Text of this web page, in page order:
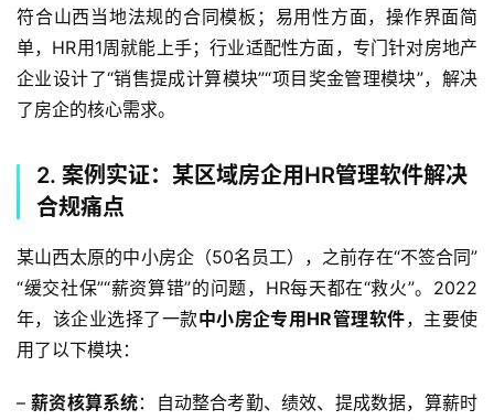
符合山西当地法规的合同模板；易用性方面，操作界面简
单，HR用1周就能上手；行业适配性方面，专门针对房地产
企业设计了“销售提成计算模块”“项目奖金管理模块”，解决
了房企的核心需求。
2. 案例实证：某区域房企用HR管理软件解决
合规痛点
某山西太原的中小房企（50名员工），之前存在“不签合同”
“缓交社保”“薪资算错”的问题，HR每天都在“救火”。2022
年，该企业选择了一款中小房企专用HR管理软件，主要使
用了以下模块：
– 薪资核算系统：自动整合考勤、绩效、提成数据，算薪时